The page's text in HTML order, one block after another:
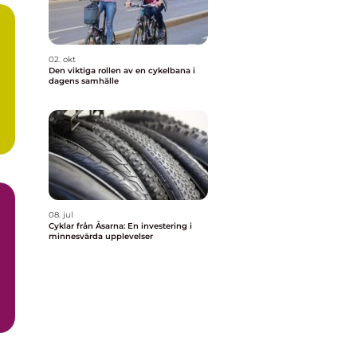
02. okt
Den viktiga rollen av en cykelbana i
dagens samhälle
08. jul
Cyklar från Åsarna: En investering i
minnesvärda upplevelser